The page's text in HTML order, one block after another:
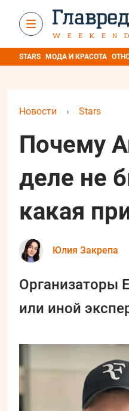
STARS МОДА И КРАСОТА
Новости › Stars
Почему
деле не
какая
Юлия Закрепа
Организаторы
или иной